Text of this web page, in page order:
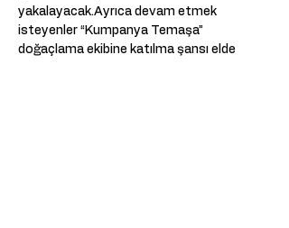
yakalayacak.Ayrıca devam etmek
isteyenler “Kumpanya Temaşa”
doğaçlama ekibine katılma şansı elde